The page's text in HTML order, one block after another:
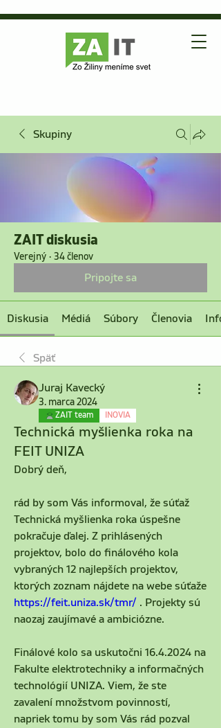
Skupiny
ZAIT diskusia
Verejný · 34 členov
Pripojte sa
Diskusia Médiá Súbory Členovia
Späť
Juraj Kavecký
3. marca 2024
ZAIT team INOVIA
Technická myšlienka roka na
FEIT UNIZA
Dobrý deň,
rád by som Vás informoval, že súťaž
Technická myšlienka roka úspešne
pokračuje ďalej. Z prihlásených
projektov, bolo do finálového kola
vybraných 12 najlepších projektov,
https://feit.uniza.sk/tmr/ . Projekty sú
naozaj zaujímavé a ambiciózne.
Finálové kolo sa uskutočni 16.4.2024 na
Fakulte elektrotechniky a informačných
technológií UNIZA. Viem, že ste
zavalení množstvom povinností,
napriek tomu by som Vás rád pozval